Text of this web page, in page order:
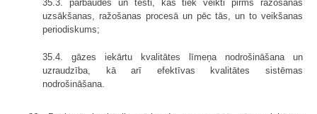
35.3. pārbaudes un testi, kas tiek veikti pirms ražošanas
uzsākšanas, ražošanas procesā un pēc tās, un to veikšanas
periodiskums;
35.4. gāzes iekārtu kvalitātes līmeņa nodrošināšana un
uzraudzība, kā arī efektīvas kvalitātes sistēmas
nodrošināšana.